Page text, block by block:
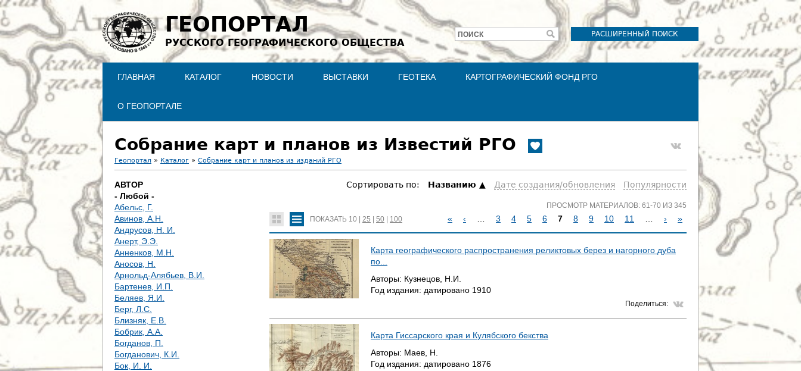
Jump to navigation
ГЕОПОРТАЛ
РУССКОГО ГЕОГРАФИЧЕСКОГО ОБЩЕСТВА
РАСШИРЕННЫЙ ПОИСК
Форма
поиска
ПОИСК
ГЛАВНАЯ КАТАЛОГ НОВОСТИ ВЫСТАВКИ ГЕОТЕКА КАРТОГРАФИЧЕСКИЙ ФОНД РГО
О ГЕОПОРТАЛЕ
Собрание карт и планов из Известий РГО
В
ы
з
д
е
с
ь
Геопортал » Каталог » Собрание карт и планов из изданий РГО
АВТОР
- Любой -
Абельс, Г.
Авинов, А.Н.
Андрусов, Н. И.
Анерт, Э.Э.
Анненков, М.Н.
Аносов, Н.
Арнольд-Алябьев, В.И.
Бартенев, И.П.
Беляев, Я.И.
Берг, Л.С.
Близняк, Е.В.
Бобрик, А.А.
Богданов, П.
Богданович, К.И.
Бок, И. И.
Сортировать по: Hазванию Дате создания/обновления Популярности
ПОКАЗАТЬ 10 25 50 100
ПРОСМОТР МАТЕРИАЛОВ: 61-70 ИЗ 345
С
Р
« ‹ 3 4 5 6 7 8 9 10 11 › »
Карта географического распространения реликтовых берез и нагорного дуба
по...
Авторы: Кузнецов, Н.И.
Год издания: датировано 1910
Поделиться:
Карта Гиссарского края и Кулябского бекства
Авторы: Маев, Н.
Год издания: датировано 1876